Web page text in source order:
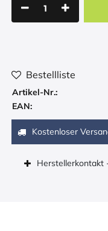
Bestellliste
Artikel-Nr.:
EAN:
Kostenloser
Herstellerkontakt